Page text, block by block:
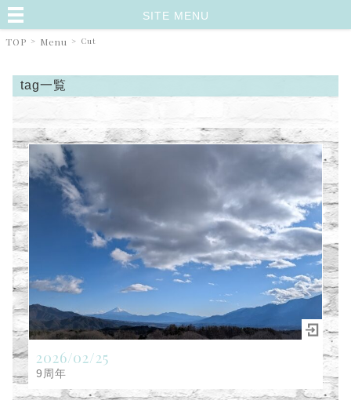
SITE MENU
TOP > Menu > Cut
tag一覧
2026/02/25
9周年